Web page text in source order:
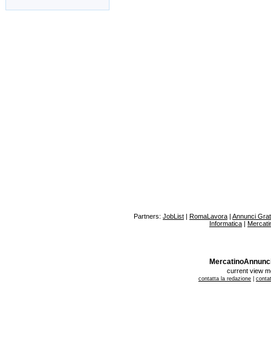
Partners: JobList | RomaLavora | Annunci
Informatica |
current view
contatta la redazione